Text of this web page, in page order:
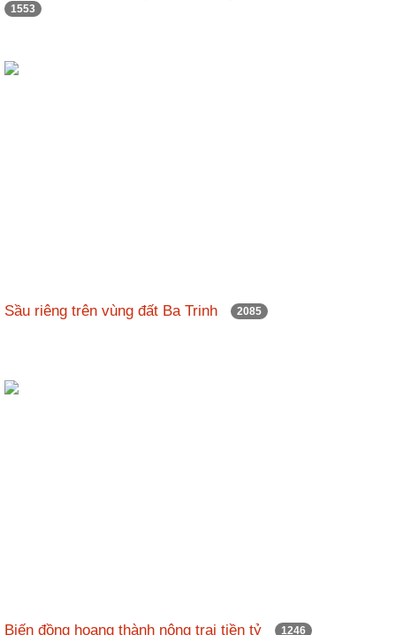
1553
Sầu riêng trên vùng đất Ba Trinh 2085
Biến đồng hoang thành nông trại tiền tỷ 1246